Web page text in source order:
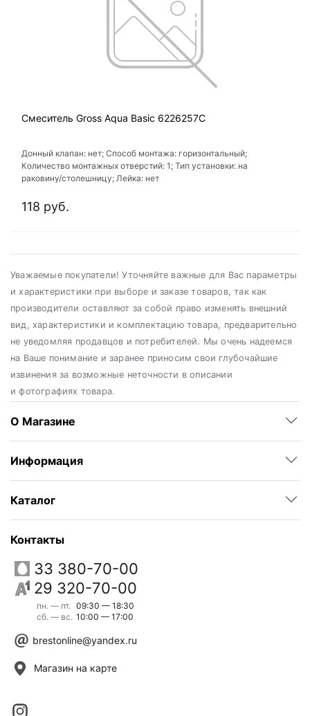
Смеситель Gross Aqua Basic 6226257C
Донный клапан: нет; Способ монтажа: горизонтальный;
Количество монтажных отверстий: 1; Тип установки: на
раковину/столешницу; Лейка: нет
118 руб.
Уважаемые покупатели! Уточняйте важные для Вас параметры
и характеристики при выборе и заказе товаров, так как
производители оставляют за собой право изменять внешний
вид, характеристики и комплектацию товара, предварительно
не уведомляя продавцов и потребителей. Мы очень надеемся
на Ваше понимание и заранее приносим свои глубочайшие
извинения за возможные неточности в описании
и фотографиях товара.
О Магазине
Информация
Каталог
Контакты
33 380-70-00
29 320-70-00
пн. — пт.
сб. — вс.
09:30 — 18:30
10:00 — 17:00
brestonline@yandex.ru
Магазин на карте